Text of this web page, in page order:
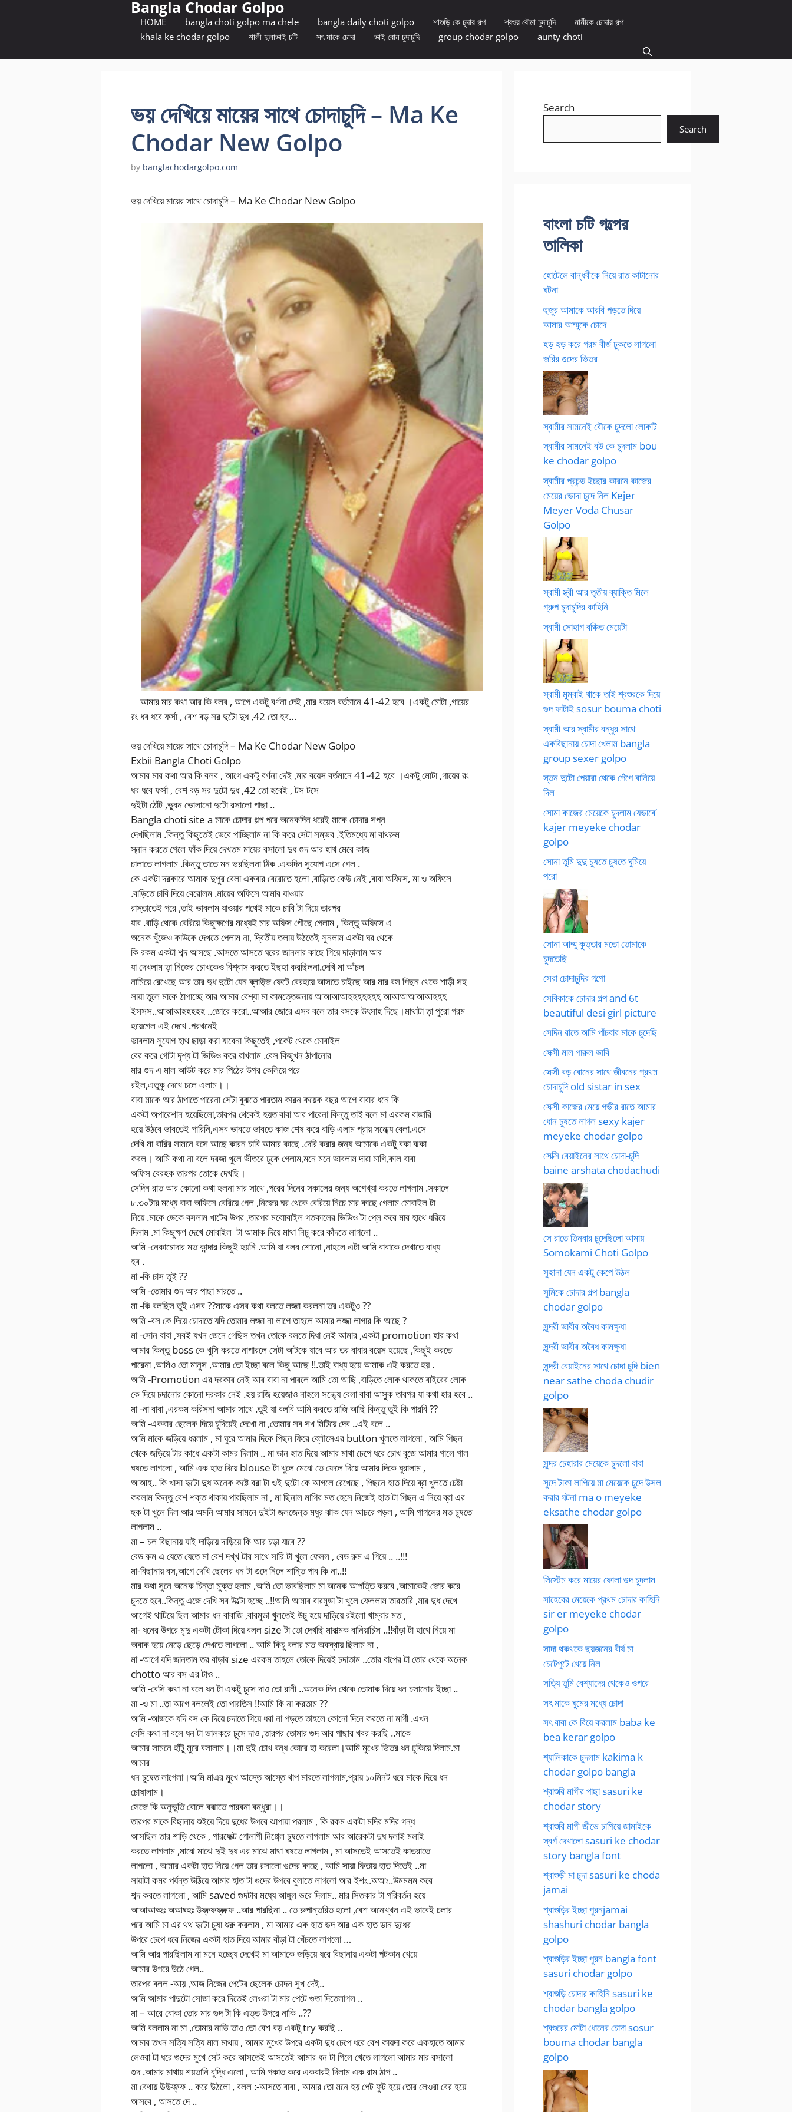
Bangla Chodar Golpo
HOME bangla choti golpo ma chele bangla daily choti golpo শাশুড়ি কে চুদার গল্প শ্বশুর বৌমা চুদাচুদি
মামীকে চোদার গল্প
khala ke chodar golpo
শালী দুলাভাই চটি সৎ মাকে চোদা ভাই বোন চুদাচুদি group chodar golpo aunty choti
ভয় দেখিয়ে মায়ের সাথে চোদাচুদি – Ma Ke
Chodar New Golpo
by banglachodargolpo.com
ভয় দেখিয়ে মায়ের সাথে চোদাচুদি – Ma Ke Chodar New Golpo
আমার মার কথা আর কি বলব , আগে একটু বর্ণনা দেই ,মার বয়েস বর্তমানে 41-42 হবে ।একটু মোটা ,গায়ের
রং ধব ধবে ফর্সা , বেশ বড় সর দুটো দুধ ,42 তো হব…
ভয় দেখিয়ে মায়ের সাথে চোদাচুদি – Ma Ke Chodar New Golpo
Exbii Bangla Choti Golpo
আমার মার কথা আর কি বলব , আগে একটু বর্ণনা দেই ,মার বয়েস বর্তমানে 41-42 হবে ।একটু মোটা ,গায়ের রং
ধব ধবে ফর্সা , বেশ বড় সর দুটো দুধ ,42 তো হবেই , টস টসে
দুইটা ঠোঁট ,ভুবন ভোলানো দুটো রসালো পাছা ..
Bangla choti site a মাকে চোদার গল্প পরে অনেকদিন ধরেই মাকে চোদার সপ্ন
দেখছিলাম .কিন্তু কিছুতেই ভেবে পাচ্ছিলাম না কি করে সেটা সম্ভব .ইতিমধ্যে মা বাথরুম
স্নান করতে গেলে ফাঁক দিয়ে দেখতম মায়ের রসালো দুধ গুদ আর হাথ মেরে কাজ
চালাতে লাগলাম .কিন্তু তাতে মন ভরছিলনা ঠিক .একদিন সুযোগ এসে গেল .
কে একটা দরকারে আমাক দুপুর বেলা একবার বেরোতে হলো ,বাড়িতে কেউ নেই ,বাবা অফিসে, মা ও অফিসে
.বাড়িতে চাবি দিয়ে বেরোলম .মায়ের অফিসে আমার যাওয়ার
রাস্তাতেই পরে ,তাই ভাবলাম যাওয়ার পথেই মাকে চাবি টা দিয়ে তারপর
যাব .বাড়ি থেকে বেরিয়ে কিছুক্ষণের মধ্যেই মার অফিস পৌছে গেলাম , কিন্তু অফিসে এ
অনেক খুঁজেও কাউকে দেখতে পেলাম না, দ্বিতীয় তলায় উঠতেই সুনলাম একটা ঘর থেকে
কি রকম একটা শব্দ আসছে .আসতে আসতে ঘরের জানলার কাছে গিয়ে দাড়ালাম আর
যা দেখলাম ত়া নিজের চোখকেও বিশ্বাস করতে ইছহা করছিলনা.দেখি মা আঁচল
নামিয়ে রেখেছে আর তার দুধ দুটো যেন ব্লাউ্জ ফেটে বেরহয়ে আসতে চাইছে আর মার বস পিছন থেকে শাড়ী সহ
সায়া তুলে মাকে ঠাপাচ্ছে আর আমার বেশ্যা মা কামত্তেজনায় আআআআহহহহহহহ আআআআআআহহহ
ইসসস..আআআহহহহহ ..জোরে করো..আআর জোরে এসব বলে তার বসকে উৎসাহ দিছে।মাথাটা ত়া পুরো গরম
হয়েগেল এই দেখে .পরখনেই
ভাবলাম সুযোগ হাথ ছাড়া করা যাবেনা কিছুতেই ,পকেট থেকে মোবাইল
বের করে গোটা দৃশ্য টা ভিডিও করে রাখলাম .বেস কিছুখন ঠাপানোর
মার গুদ এ মাল আউট করে মার পিঠের উপর কেলিয়ে পরে
রইল,এতুকু দেখে চলে এলাম।।
বাবা মাকে আর ঠাপাতে পারেনা সেটা বুঝতে পারতাম কারন কয়েক বছর আগে বাবার ধনে কি
একটা অপারেশান হয়েছিলো,তারপর থেকেই হয়ত বাবা আর পারেনা কিন্তু তাই বলে মা এরকম বাজারি
হয়ে উঠবে ভাবতেই পারিনি,এসব ভাবতে ভাবতে কাজ শেষ করে বাড়ি এলাম প্রায় সন্ধ্যে বেলা.এসে
দেখি মা বারির সামনে বসে আছে কারন চাবি আমার কাছে .দেরি করার জন্য আমাকে একটু বকা ঝকা
করল। আমি কথা না বলে দরজা খুলে ভীতরে ঢুকে গেলাম,মনে মনে ভাবলাম দারা মাগি,কাল বাবা
অফিস বেরহক তারপর তোকে দেখছি।
সেদিন রাত আর কোনো কথা হলনা মার সাথে ,পরের দিনের সকালের জন্য অপেখ্যা করতে লাগলাম .সকালে
৮.৩০টার মধ্যে বাবা অফিসে বেরিয়ে গেল ,নিজের ঘর থেকে বেরিয়ে নিচে মার কাছে গেলাম মোবাইল টা
নিয়ে .মাকে ডেকে বসলাম খাটের উপর ,তারপর মবাোবাইল গতকালের ভিডিও টা প্লে করে মার হাথে ধরিয়ে
দিলাম .মা কিছুক্ষণ দেখে মোবাইল টা আমাক দিয়ে মাথা নিচু করে কাঁদতে লাগলো ..
আমি -নেকাচোদার মত কান্দার কিছুই হয়নি .আমি যা বলব শোনো ,নাহলে এটা আমি বাবাকে দেখাতে বাধ্য
হব .
মা -কি চাস তুই ??
আমি -তোমার গুদ আর পাছা মারতে ..
মা -কি বলছিস তুই এসব ??মাকে এসব কথা বলতে লজ্জা করলনা তর একটুও ??
আমি -বস কে দিয়ে চোদাতে যদি তোমার লজ্জা না লাগে তাহলে আমার লজ্জা লাগার কি আছে ?
মা -সোন বাবা ,সবই যখন জেনে গেছিস তখন তোকে বলতে দিধা নেই আমার ,একটা promotion হার কথা
আমার কিন্তু boss কে খুসি করতে নাপারলে সেটা আটকে যাবে আর তর বাবার বয়েস হয়েছে ,কিছুই করতে
পারেনা ,আমিও তো মানুস ,আমার তো ইচ্ছা বলে কিছু আছে !!.তাই বাধ্য হয়ে আমাক এই করতে হয় .
আমি -Promotion এর দরকার নেই আর বাবা না পারলে আমি তো আছি ,বাড়িতে লোক থাকতে বাইরের লোক
কে দিয়ে চদানোর কোনো দরকার নেই .হয় রাজি হয়েজাও নাহলে সন্ধ্যে বেলা বাবা আসুক তারপর যা কথা হার হবে ..
মা -না বাবা ,এরকম করিসনা আমার সাথে .তুই যা বলবি আমি করতে রাজি আছি কিন্তু তুই কি পারবি ??
আমি -একবার ছেলেক দিয়ে চুদিয়েই দেখো না ,তোমার সব সখ মিটিয়ে দেব ..এই বলে ..
আমি মাকে জড়িয়ে ধরলাম , মা ঘুরে আমার দিকে পিছন ফিরে ব্লৌসেএর button খুলতে লাগলো , আমি পিছন
থেকে জড়িয়ে টার কাধে একটা কামর দিলাম .. মা ডান হাত দিয়ে আমার মাথা চেপে ধরে চোখ বুজে আমার গালে গাল
ঘষতে লাগলো , আমি এক হাত দিয়ে blouse টা খুলে মেঝে তে ফেলে দিয়ে আমার দিকে ঘুরালাম ,
আআহ.. কি খাসা দুটো দুধ অনেক কষ্টে বরা টা ওই দুটো কে আগলে রেখেছে , পিছনে হাত দিয়ে ব্রা খুলতে চেষ্টা
করলাম কিন্তু বেশ শক্ত থাকায় পারছিলাম না , মা ছিনাল মাগির মত হেসে নিজেই হাত টা পিছন এ নিয়ে ব্রা এর
হুক টা খুলে দিল আর অমনি আমার সামনে দুইটা জলজেন্ত মধুর ঝাক যেন আচরে পড়ল , আমি পাগলের মত চুষতে
লাগলাম ..
মা – চল বিছানায় যাই দাড়িয়ে দাড়িয়ে কি আর চড়া যাবে ??
বেড রুম এ যেতে যেতে মা বেশ দখ্খ টার সাথে সারি টা খুলে ফেলল , বেড রুম এ গিয়ে .. ..!!!
মা-বিছানায় বস,আগে দেখি ছেলের ধন টা গুদে নিলে শান্তি পাব কি না..!!
মার কথা সুনে অনেক চিন্তা মুক্ত হলাম ,আমি তো ভাবছিলাম মা অনেক আপত্তি করবে ,আমাকেই জোর করে
চুদতে হবে..কিন্তু এজে দেখি সব উল্টো হচ্ছে ..!!আমি আমার বারমুডা টা খুলে ফেললাম তারতারি ,মার দুধ দেখে
আগেই থাটিয়ে ছিল আমার ধন বাবাজি ,বারমুডা খুলতেই উচু হয়ে দাড়িয়ে রইলো খাম্বার মত ,
মা- ধনের উপরে মৃদু একটা টোকা দিয়ে বলল size টা তো দেখছি মারাত্মক বানিয়াচিস ..!!বাঁড়া টা হাথে নিয়ে মা
অবাক হয়ে নেড়ে ছেড়ে দেখতে লাগলো .. আমি কিচু বলার মত অবস্থায় ছিলাম না ,
মা -আগে যদি জানতাম তর বাড়ার size এরকম তাহলে তোকে দিয়েই চদাতাম ..তোর বাপের টা তোর থেকে অনেক
chotto আর বস এর টাও ..
আমি -বেসি কথা না বলে ধন টা একটু চুসে দাও তো রানী ..অনেক দিন থেকে তোমাক দিয়ে ধন চসানোর ইচ্ছা ..
মা -ও মা ..ত়া আগে বললেই তো পারতিস !!আমি কি না করতাম ??
আমি -আজকে যদি বস কে দিয়ে চদাতে গিয়ে ধরা না পড়তে তাহলে কোনো দিনে করতে না মাগী .এখন
বেসি কথা না বলে ধন টা ভালকরে চুসে দাও ,তারপর তোমার গুদ আর পাছার খবর করছি ..মাকে
আমার সামনে হাঁটু মুরে বসালাম।।মা দুই চোখ বন্ধ কোরে হা করেলা।আমি মুখের ভিতর ধন ঢুকিয়ে দিলাম.মা
আমার
ধন চুষেত লাগেলা।আমি মাএর মুখে আস্তে আস্তে থাপ মারতে লাগলাম,প্রায় ১০মিনট ধরে মাকে দিয়ে ধন
চোষালাম।
সেজে কি অনুভুতি বোলে বঝাতে পারবনা বন্ধুরা।।
তারপর মাকে বিছানায় শুইয়ে দিয়ে দুধের উপরে ঝাপায়া পরলাম , কি রকম একটা মদির মদির গন্ধ
আসছিল তার শাড়ি থেকে , পারফেক্ট গোলাপী নিপ্প্লে চুষতে লাগলাম আর আরেকটা দুধ দলাই মলাই
করতে লাগলাম ,মাঝে মাঝে দুই দুধ এর মাঝে মাথা ঘষতে লাগলাম , মা আসতেই আসতেই কাতরাতে
লাগলো , আমার একটা হাত নিয়ে গেল তার রসালো গুদের কাছে , আমি সায়া ফিতায় হাত দিতেই ..মা
সায়াটা কমর পর্যন্ত উঠিয়ে আমার হাত টা গুদের উপরে বুলাতে লাগলো আর ইশঃ..অআঃ..উমমমম করে
শব্দ করতে লাগলো , আমি saved গুদটার মধ্যে আঙ্গুল ভরে দিলাম.. মার সিতকার টা পরিবর্তন হয়ে
আআআহ্হঃ অআছ্হঃ উফ্ফ্ফফ্ফ্ফ্ফ ..আর পারছিনা .. তে রুপান্তরিত হলো ,বেশ অনেখ্খন এই ভাবেই চলার
পরে আমি মা এর থথ দুটো চুষা শুরু করলাম , মা আমার এক হাত ভদ আর এক হাত ডান দুধের
উপরে চেপে ধরে নিজের একটা হাত দিয়ে আমার বাঁড়া টা খেঁচতে লাগলো …
আমি আর পারছিলাম না মনে হচ্ছ্যে দেখেই মা আমাকে জড়িয়ে ধরে বিছানায় একটা পটকান খেয়ে
আমার উপরে উঠে গেল..
তারপর বলল -আয় ,আজ নিজের পেটের ছেলেক চোদন সুখ দেই..
আমি আমার পাদুটো সোজা করে দিতেই লেওরা টা মার পেটে গুতা দিতেলাগল ..
মা – আরে বোকা তোর মার গুদ টা কি এত্ত উপরে নাকি ..??
আমি বললাম না মা ,তোমার নাভি তাও তো বেশ বড় একটু try করছি ..
আমার তখন সত্যি সত্যি মাল মাথায় , আমার মুখের উপরে একটা দুধ চেপে ধরে বেশ কায়দা করে একহাতে আমার
লেওরা টা ধরে গুদের মুখে সেট করে আসতেই আসতেই আমার ধন টা গিলে খেতে লাগলো আমার মার রসালো
গুদ .আমার মাথায় শয়তানি বুদ্ধি এলো , আমি পকাত করে একবারই দিলাম এক রাম ঠাপ ..
মা বেথায় ঊউফ্ফ্ফ .. করে উঠলো , বলল :-আসতে বাবা , আমার তো মনে হয় পেট ফুট হয়ে তোর লেওরা বের হয়ে
আসবে , আসতে দে ..
Search
Search
বাংলা চটি গল্পের
তালিকা
হোটেলে বান্ধবীকে নিয়ে রাত কাটানোর
ঘটনা
হুজুর আমাকে আরবি পড়তে দিয়ে
আমার আম্মুকে চোদে
হড় হড় করে গরম বীর্জ ঢুকতে লাগলো
জরির গুদের ভিতর
স্বামীর সামনেই বৌকে চুদলো লোকটি
স্বামীর সামনেই বউ কে চুদলাম bou
ke chodar golpo
স্বামীর প্রচন্ড ইচ্ছার কারনে কাজের
মেয়ের ভোদা চুদে নিল Kejer
Meyer Voda Chusar
Golpo
স্বামী স্ত্রী আর তৃতীয় ব্যাক্তি মিলে
গ্রুপ চুদাচুদির কাহিনি
স্বামী সোহাগ বঞ্চিত মেয়েটা
স্বামী মুম্বাই থাকে তাই শ্বশুরকে দিয়ে
গুদ ফাটাই sosur bouma choti
স্বামী আর স্বামীর বন্ধুর সাথে
একবিছানায় চোদা খেলাম bangla
group sexer golpo
স্তন দুটো পেয়ারা থেকে পেঁপে বানিয়ে
দিল
সোমা কাজের মেয়েকে চুদলাম যেভাবে’
kajer meyeke chodar
golpo
সোনা তুমি দুদু চুষতে চুষতে ঘুমিয়ে
পরো
সোনা আম্মু কুত্তার মতো তোমাকে
চুদতেছি
সেরা চোদাচুদির গল্পো
সেবিকাকে চোদার গল্প and 6t
beautiful desi girl picture
সেদিন রাতে আমি পাঁচবার মাকে চুদেছি
সেক্সী মাল পারুল ভাবি
সেক্সী বড় বোনের সাথে জীবনের প্রথম
চোদাচুদি old sistar in sex
সেক্সী কাজের মেয়ে গভীর রাতে আমার
ধোন চুষতে লাগল sexy kajer
meyeke chodar golpo
সেক্সি বেয়াইনের সাথে চোদা-চুদি
baine arshata chodachudi
সে রাতে তিনবার চুদেছিলো আমায়
Somokami Choti Golpo
সুহানা যেন একটু কেপে উঠল
সুমিকে চোদার গল্প bangla
chodar golpo
সুন্দরী ভাবীর অবৈধ কামক্ষুধা
সুন্দরী ভাবীর অবৈধ কামক্ষুধা
সুন্দরী বেয়াইনের সাথে চোদা চুদি bien
near sathe choda chudir
golpo
সুন্দর চেহারার মেয়েকে চুদলো বাবা
সুদে টাকা লাগিয়ে মা মেয়েকে চুদে উসল
করার ঘটনা ma o meyeke
eksathe chodar golpo
সিস্টেম করে মায়ের ফোলা গুদ চুদলাম
সাহেবের মেয়েকে প্রথম চোদার কাহিনি
sir er meyeke chodar
golpo
সাদা থকথকে ছয়জনের বীর্য মা
চেটেপুটে খেয়ে নিল
সত্যি তুমি বেশ্যাদের থেকেও ওপরে
সৎ মাকে ঘুমের মধ্যে চোদা
সৎ বাবা কে বিয়ে করলাম baba ke
bea kerar golpo
শ্যালিকাকে চুদলাম kakima k
chodar golpo bangla
শ্বাশুরি মাগীর পাছা sasuri ke
chodar story
শ্বাশুরি মাগী জীভে চাপিয়ে জামাইকে
স্বর্গ দেখালো sasuri ke chodar
story bangla font
শ্বাশুড়ী মা চুদা sasuri ke choda
jamai
শ্বাশুড়ির ইচ্ছা পুরনjamai
shashuri chodar bangla
golpo
শ্বাশুড়ির ইচ্ছা পুরন bangla font
sasuri chodar golpo
শ্বাশুড়ি চোদার কাহিনি sasuri ke
chodar bangla golpo
শ্বশুরের মোটা ধোনের চোদা sosur
bouma chodar bangla
golpo